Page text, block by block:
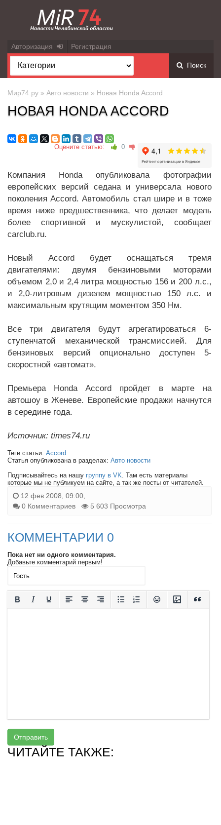
Авторизация Регистрация
Поиск
Мир74.ру » Авто новости » Новая Honda Accord
НОВАЯ HONDA ACCORD
Оцените статью: 0
Компания Honda опубликовала фотографии
европейских версий седана и универсала нового
поколения Accord. Автомобиль стал шире и в тоже
время ниже предшественника, что делает модель
более спортивной и мускулистой, сообщает
carclub.ru.
Новый Accord будет оснащаться тремя
двигателями: двумя бензиновыми моторами
объемом 2,0 и 2,4 литра мощностью 156 и 200 л.с.,
и 2,0-литровым дизелем мощностью 150 л.с. и
максимальным крутящим моментом 350 Нм.
Все три двигателя будут агрегатироваться 6-
ступенчатой механической трансмиссией. Для
бензиновых версий опционально доступен 5-
скоростной «автомат».
Премьера Honda Accord пройдет в марте на
автошоу в Женеве. Европейские продажи начнутся
в середине года.
Источник: times74.ru
Теги статьи: Accord
Статья опубликована в разделах: Авто новости
Подписывайтесь на нашу группу в VK. Там есть материалы
которые мы не публикуем на сайте, а так же посты от читателей.
12 фев 2008, 09:00,
0 Комментариев
5 603 Просмотра
КОММЕНТАРИИ 0
Пока нет ни одного комментария.
Добавьте комментарий первым!
Отправить
ЧИТАЙТЕ ТАКЖЕ: